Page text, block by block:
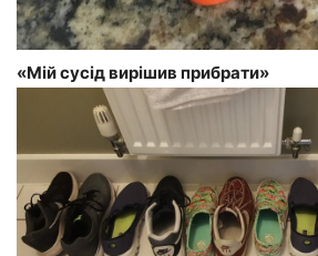
«Мій сусід вирішив прибрати»